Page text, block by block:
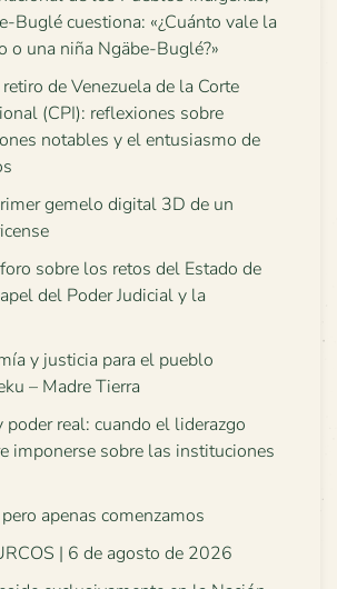
Buglé cuestiona: «¿Cuánto vale la
o una niña Ngäbe-Buglé?»
de Venezuela de la Corte
(CPI): reflexiones sobre
notables y el entusiasmo de
gemelo digital 3D de un
sobre los retos del Estado de
del Poder Judicial y la
y justicia para el pueblo
– Madre Tierra
poder real: cuando el liderazgo
imponerse sobre las instituciones
apenas comenzamos
| 6 de agosto de 2026